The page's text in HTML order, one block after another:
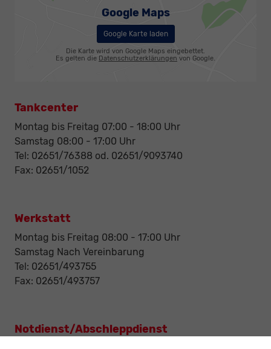
Google Maps
Google Karte laden
Die Karte wird von Google Maps eingebettet.
Es gelten die Datenschutzerklärungen von Google.
Tankcenter
Montag bis Freitag 07:00 - 18:00 Uhr
Samstag 08:00 - 17:00 Uhr
Tel: 02651/76388 od. 02651/9093740
Fax: 02651/1052
Werkstatt
Montag bis Freitag 08:00 - 17:00 Uhr
Samstag Nach Vereinbarung
Tel: 02651/493755
Fax: 02651/493757
Notdienst/Abschleppdienst